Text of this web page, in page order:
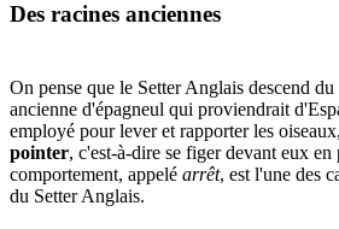
Des racines anciennes
On pense que le Setter Anglais descend
ancienne d'épagneul qui proviendrait
employé pour lever et rapporter les
pointer, c'est-à-dire se figer devant eux
comportement, appelé arrêt, est l'une des
du Setter Anglais.